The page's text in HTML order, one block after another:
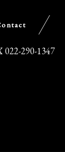
022-290-1347